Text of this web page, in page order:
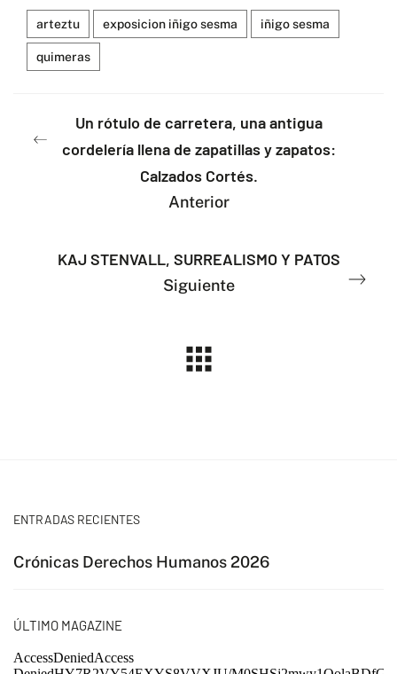
arteztu exposicion iñigo sesma iñigo sesma
quimeras
Un rótulo de carretera, una antigua
cordelería llena de zapatillas y zapatos:
Calzados Cortés.
Anterior
KAJ STENVALL, SURREALISMO Y PATOS
Siguiente
ENTRADAS RECIENTES
Crónicas Derechos Humanos 2026
ÚLTIMO MAGAZINE